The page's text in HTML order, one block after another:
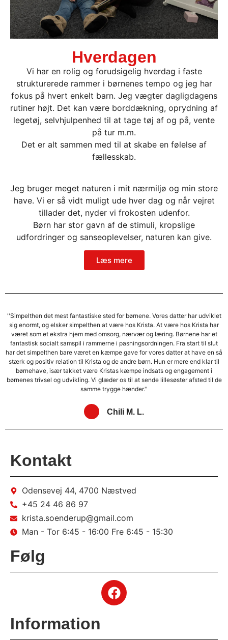
Hverdagen
Vi har en rolig og forudsigelig hverdag i faste
strukturerede rammer i børnenes tempo og jeg har
fokus på hvert enkelt barn. Jeg vægter dagligdagens
rutiner højt. Det kan være borddækning, oprydning af
legetøj, selvhjulpenhed til at tage tøj af og på, vente
på tur m.m.
Det er alt sammen med til at skabe en følelse af
fællesskab.
Jeg bruger meget naturen i mit nærmiljø og min store
have. Vi er så vidt muligt ude hver dag og når vejret
tillader det, nyder vi frokosten udenfor.
Børn har stor gavn af de stimuli, kropslige
udfordringer og sanseoplevelser, naturen kan give.
Læs mere
''Simpelthen det mest fantastiske sted for børnene. Vores datter har udviklet
sig enormt, og elsker simpelthen at være hos Krista. At være hos Krista har
været som et ekstra hjem med omsorg, nærvær og læring. Børnene har et
fantastisk socialt samspil i rammerne i pasningsordningen. Fra start til slut
har det simpelthen bare været en kæmpe gave for vores datter at have en så
stærk og positiv relation til Krista og de andre børn. Hun er mere end klar til
børnehave, især takket være Kristas kæmpe indsats og engagement i
børnenes trivsel og udvikling. Vi glæder os til at sende lillesøster afsted til de
samme trygge hænder.''
Chili M. L.
Kontakt
Odensevej 44, 4700 Næstved
+45 24 46 86 97
krista.soenderup@gmail.com
Man - Tor 6:45 - 16:00 Fre 6:45 - 15:30
Følg
Information